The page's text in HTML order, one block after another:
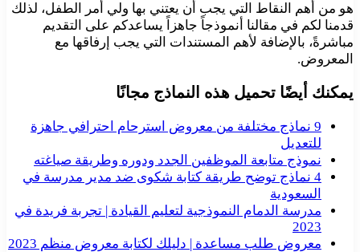
هو من أهم النقاط التي يجب أن يعتني بها ولي أمر الطفل، لذلك
قدمنا لكم في مقالنا أنموذجاً جاهزاً يساعدكم على التقديم
مباشرةً، بالإضافة لأهم المستندات التي يجب إرفاقها مع
المعروض.
يمكنك أيضًا تحميل هذه النماذج مجانًا
9 نماذج مختلفة من معروض استرحام احترافي جاهزة
للتعديل
نموذج متابعة الموظفين الجدد ودوره وطريقة صياغته
4 نماذج توضح طريقة كتابة شكوى ضد مدير مدرسة في
السعودية
مدرسة الدمام النموذجية لتعليم القيادة | تجربة فريدة في
2023
معروض طلب مساعدة | دليلك لكتابة معروض منظم 2023